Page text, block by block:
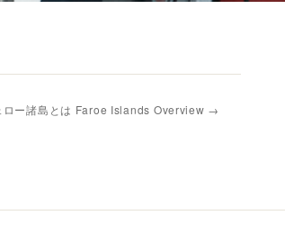
ロー諸島とは Faroe Islands Overview →